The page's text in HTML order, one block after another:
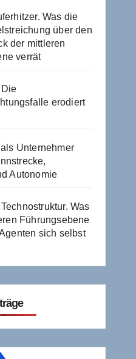
Was die
über den
der mittleren
verrät
erodiert
Unternehmer
Autonomie
Was
Führungsebene
sich selbst